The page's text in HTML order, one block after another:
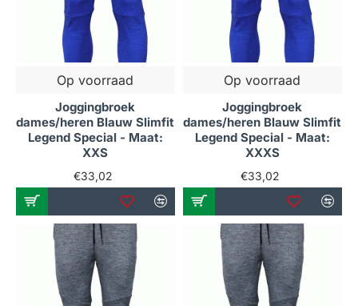
Op voorraad
Joggingbroek
dames/heren Blauw Slimfit
Legend Special - Maat:
XXS
€33,02
Op voorraad
Joggingbroek
dames/heren Blauw Slimfit
Legend Special - Maat:
XXXS
€33,02